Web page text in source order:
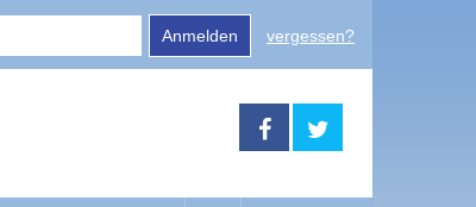
Anmelden vergessen?